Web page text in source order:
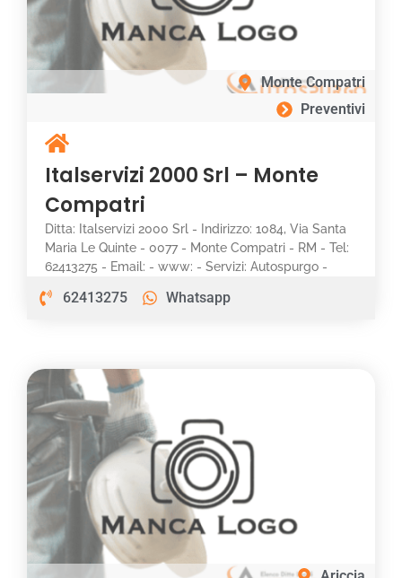
Monte Compatri
Preventivi
Italservizi 2000 Srl – Monte
Compatri
Ditta: Italservizi 2000 Srl - Indirizzo: 1084, Via Santa
Maria Le Quinte - 0077 - Monte Compatri - RM - Tel:
62413275 - Email: - www: - Servizi: Autospurgo -
62413275 Whatsapp